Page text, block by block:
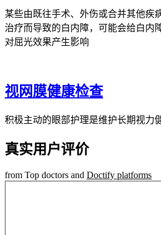
某些由既往手术、外伤或合并其他疾
治疗而导致的白内障，可能会给白内
对屈光效果产生影响
视网膜健康检查
积极主动的眼部护理是维护长期视力
真实用户评价
from Top doctors and Doctify platforms